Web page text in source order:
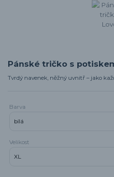
Pánské tričko s
Tvrdý navenek, něžný uvnitř – jako
Barva
Velikost